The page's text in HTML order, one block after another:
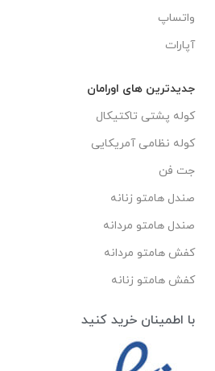
واتساپ
آپارات
جدیدترین های اورامان
کوله پشتی تاکتیکال
کوله نظامی آمریکایی
جت فن
صندل هامتو زنانه
صندل هامتو مردانه
کفش هامتو مردانه
کفش هامتو زنانه
با اطمینان خرید کنید